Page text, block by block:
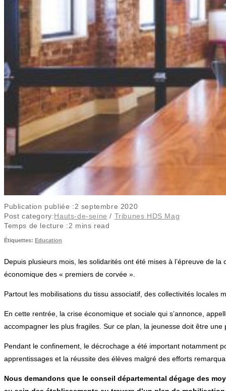
Publication publiée :2 septembre 2020
Post category:Hauts-de-seine / Tribunes HDS Mag
Temps de lecture :2 mins read
Étiquettes: Education
Depuis plusieurs mois, les solidarités ont été mises à l’épreuve de
économique des « premiers de corvée ».
Partout les mobilisations du tissu associatif, des collectivités locales
En cette rentrée, la crise économique et sociale qui s’annonce,
accompagner les plus fragiles. Sur ce plan, la jeunesse doit être
Pendant le confinement, le décrochage a été important notamment
apprentissages et la réussite des élèves malgré des efforts
Nous demandons que le conseil départemental dégage des